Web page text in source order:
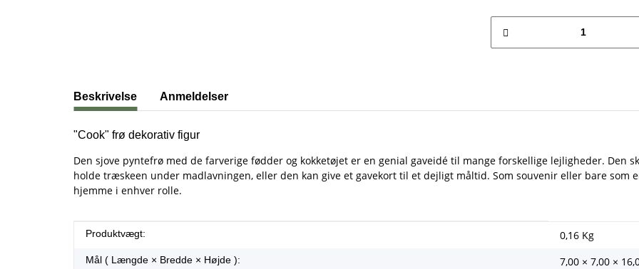
#productDetails.showMoreTabs#
Beskrivelse Anmeldelser
"Cook" frø dekorativ figur
Den sjove pyntefrø med de farverige fødder og kokketøjet er en genial gaveidé til mange forskellige lejligheder. Den
holde træskeen under madlavningen, eller den kan give et gavekort til et dejligt måltid. Som souvenir eller bare som
hjemme i enhver rolle.
#productDetails.itemInformation#
#productDetails.itemValue#
Produktvægt: 0,16 Kg
Mål ( Længde × Bredde × Højde ): 7,00 × 7,00 ×